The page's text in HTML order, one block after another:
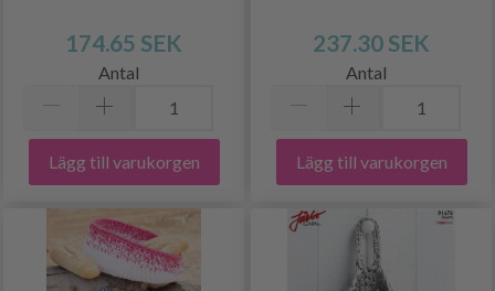
174.65 SEK
Antal
Lägg till varukorgen
237.30 SEK
Antal
Lägg till varukorgen